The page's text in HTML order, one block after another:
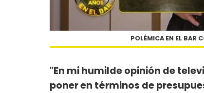
POLÉMICA EN EL BAR
"En mi humilde opinión de
poner en términos de